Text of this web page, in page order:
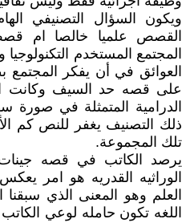
ويكون السؤال التصنيفي
القصص علميا خالصا ام
المجتمع المستخدم
العوائق في أن يفكر
على قصه حد السيف وكانت
الدرامية المتمثلة في صورة
ذلك التصنيف يغفر للنص كم
تلك المجموعة.
يرصد الكاتب في قصه جينات
الوراثيه القدريه هو امر
العلم وهو المعنى الذي
اللغه تكون حامله لوعي